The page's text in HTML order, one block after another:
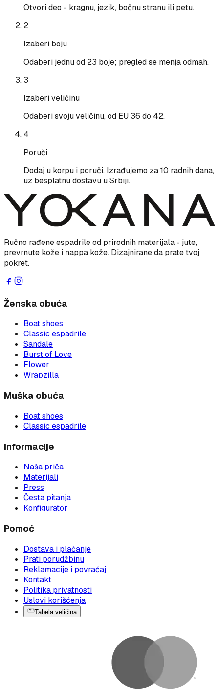
Otvori deo - kragnu, jezik, bočnu stranu ili petu.
2
Izaberi boju
Odaberi jednu od 23 boje; pregled se menja odmah.
3
Izaberi veličinu
Odaberi svoju veličinu, od EU 36 do 42.
4
Poruči
Dodaj u korpu i poruči. Izrađujemo za 10 radnih dana,
uz besplatnu dostavu u Srbiji.
Ručno rađene espadrile od prirodnih materijala - jute,
prevrnute kože i nappa kože. Dizajnirane da prate tvoj
pokret.
Ženska obuća
Boat shoes
Classic espadrile
Sandale
Burst of Love
Flower
Wrapzilla
Muška obuća
Boat shoes
Classic espadrile
Informacije
Naša priča
Materijali
Press
Česta pitanja
Konfigurator
Pomoć
Dostava i plaćanje
Prati porudžbinu
Reklamacije i povraćaj
Kontakt
Politika privatnosti
Uslovi korišćenja
Tabela veličina